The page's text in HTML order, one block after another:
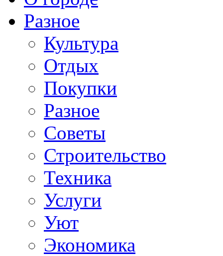
Разное
Культура
Отдых
Покупки
Разное
Советы
Строительство
Техника
Услуги
Уют
Экономика